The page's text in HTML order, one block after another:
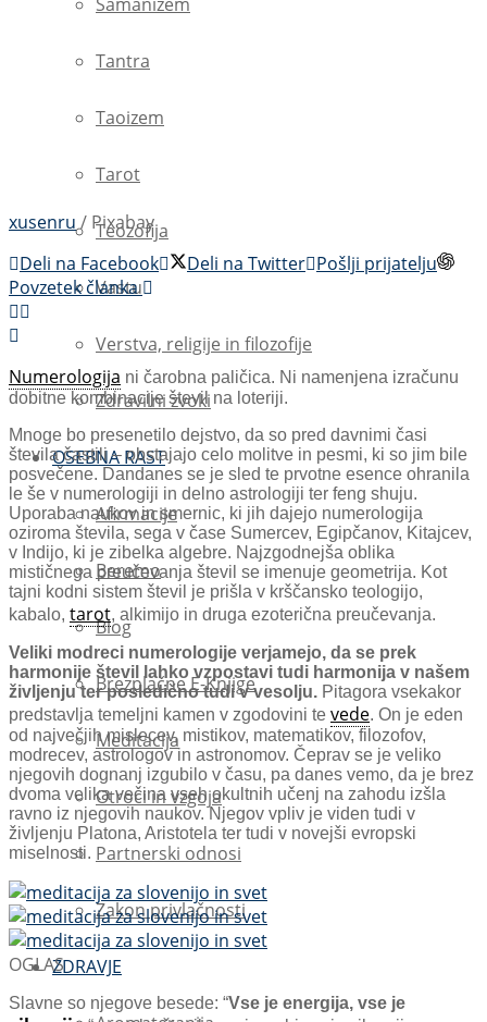
Tantra
Taoizem
Tarot
Teozofija
Vastu
Verstva, religije in filozofije
Zdravilni zvoki
OSEBNA RAST
Afirmacije
Beremo
Blog
Brezplačne E-Knjige
Meditacija
Otroci in vzgoja
Partnerski odnosi
Zakon privlačnosti
ZDRAVJE
xusenru/ Pixabay
Deli na Facebook
Deli na Twitter Pošlji prijatelju
Povzetek članka
Numerologija ni čarobna paličica. Ni namenjena izračunu
dobitne kombinacije števil na loteriji.
Mnoge bo presenetilo dejstvo, da so pred davnimi časi
števila častili – obstajajo celo molitve in pesmi, ki so jim bile
posvečene. Dandanes se je sled te prvotne esence ohranila
le še v numerologiji in delno astrologiji ter feng shuju.
Uporaba naukov in smernic, ki jih dajejo numerologija
oziroma števila, sega v čase Sumercev, Egipčanov, Kitajcev,
v Indijo, ki je zibelka algebre. Najzgodnejša oblika
mističnega preučevanja števil se imenuje geometrija. Kot
tajni kodni sistem števil je prišla v krščansko teologijo,
kabalo, tarot, alkimijo in druga ezoterična preučevanja.
Veliki modreci numerologije verjamejo, da se prek
harmonije števil lahko vzpostavi tudi harmonija v našem
življenju ter posledično tudi v vesolju. Pitagora vsekakor
predstavlja temeljni kamen v zgodovini te vede. On je eden
od največjih mislecev, mistikov, matematikov, filozofov,
modrecev, astrologov in astronomov. Čeprav se je veliko
njegovih dognanj izgubilo v času, pa danes vemo, da je brez
dvoma velika večina vseh okultnih učenj na zahodu izšla
ravno iz njegovih naukov. Njegov vpliv je viden tudi v
življenju Platona, Aristotela ter tudi v novejši evropski
miselnosti.
OGLAS
Slavne so njegove besede: “Vse je energija, vse je